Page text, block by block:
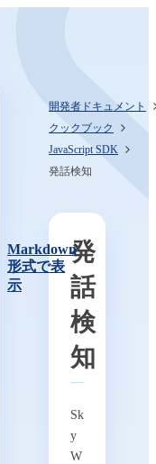
開発者ドキュメント
クックブック
JavaScript SDK
発話検知
Markdown
形式で表
示
発
話
検
知
Sk
y
W